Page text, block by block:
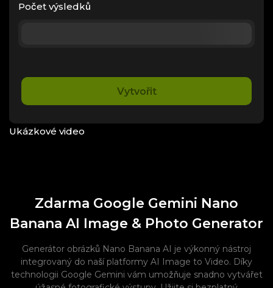
Počet výsledků
Vytvořit
Ukázkové video
Zdarma Google Gemini Nano
Banana AI Image & Photo Generator
Generátor obrázků Nano Banana AI je výkonný nástroj
integrovaný do naší platformy AI Image to Video. Díky
technologii Google Gemini vám umožňuje snadno vytvářet